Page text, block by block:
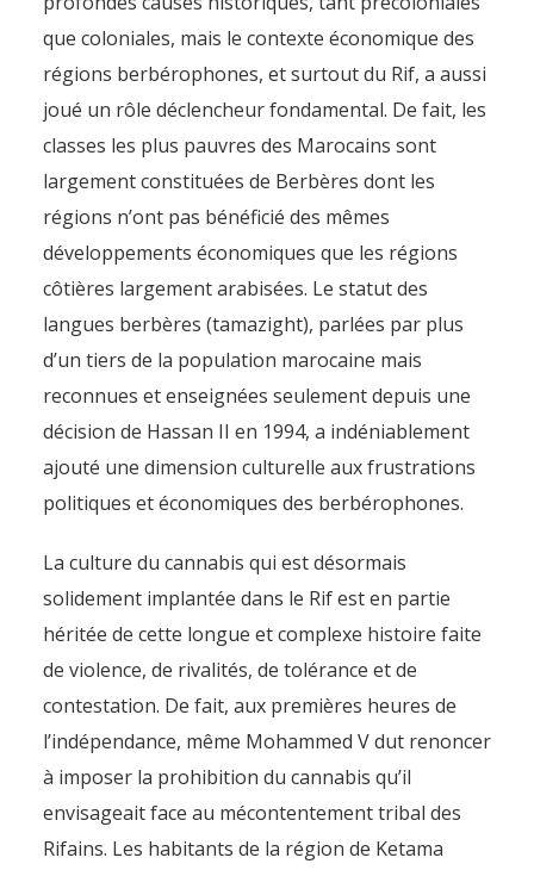
que coloniales, mais le contexte économique des
régions berbérophones, et surtout du Rif, a aussi
joué un rôle déclencheur fondamental. De fait, les
classes les plus pauvres des Marocains sont
largement constituées de Berbères dont les
régions n’ont pas bénéficié des mêmes
développements économiques que les régions
côtières largement arabisées. Le statut des
langues berbères (tamazight), parlées par plus
d’un tiers de la population marocaine mais
reconnues et enseignées seulement depuis une
décision de Hassan II en 1994, a indéniablement
ajouté une dimension culturelle aux frustrations
politiques et économiques des berbérophones.
La culture du cannabis qui est désormais
solidement implantée dans le Rif est en partie
héritée de cette longue et complexe histoire faite
de violence, de rivalités, de tolérance et de
contestation. De fait, aux premières heures de
l’indépendance, même Mohammed V dut renoncer
à imposer la prohibition du cannabis qu’il
envisageait face au mécontentement tribal des
Rifains. Les habitants de la région de Ketama